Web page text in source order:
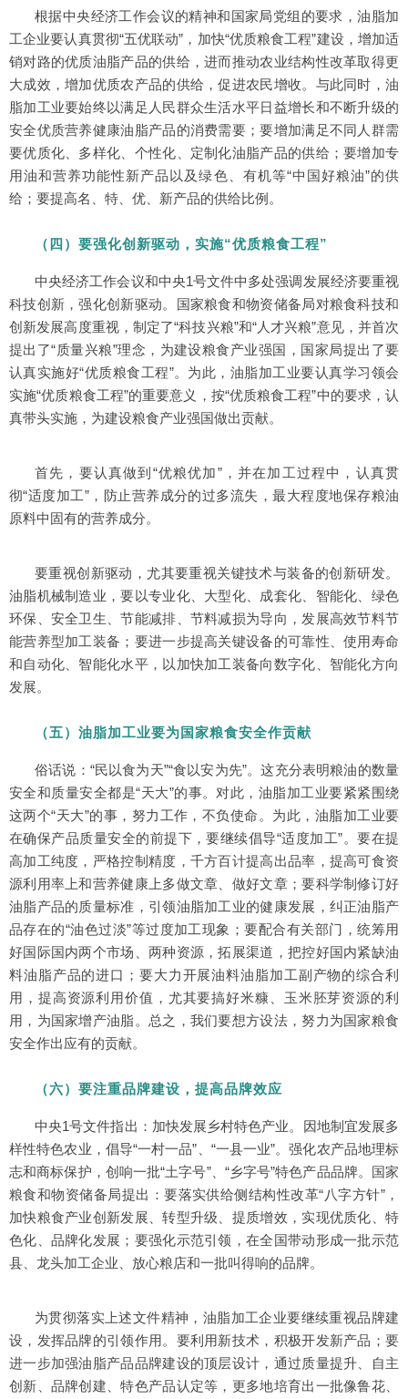
根据中央经济工作会议的精神和国家局党组的要求，油脂加
工企业要认真贯彻“五优联动”，加快“优质粮食工程”建设，增加适
销对路的优质油脂产品的供给，进而推动农业结构性改革取得更
大成效，增加优质农产品的供给，促进农民增收。与此同时，油
脂加工业要始终以满足人民群众生活水平日益增长和不断升级的
安全优质营养健康油脂产品的消费需要；要增加满足不同人群需
要优质化、多样化、个性化、定制化油脂产品的供给；要增加专
用油和营养功能性新产品以及绿色、有机等“中国好粮油”的供
给；要提高名、特、优、新产品的供给比例。
（四）要强化创新驱动，实施“优质粮食工程”
中央经济工作会议和中央1号文件中多处强调发展经济要重视
科技创新，强化创新驱动。国家粮食和物资储备局对粮食科技和
创新发展高度重视，制定了“科技兴粮”和“人才兴粮”意见，并首次
提出了“质量兴粮”理念，为建设粮食产业强国，国家局提出了要
认真实施好“优质粮食工程”。为此，油脂加工业要认真学习领会
实施“优质粮食工程”的重要意义，按“优质粮食工程”中的要求，认
真带头实施，为建设粮食产业强国做出贡献。
首先，要认真做到“优粮优加”，并在加工过程中，认真贯
彻“适度加工”，防止营养成分的过多流失，最大程度地保存粮油
原料中固有的营养成分。
要重视创新驱动，尤其要重视关键技术与装备的创新研发。
油脂机械制造业，要以专业化、大型化、成套化、智能化、绿色
环保、安全卫生、节能减排、节料减损为导向，发展高效节料节
能营养型加工装备；要进一步提高关键设备的可靠性、使用寿命
和自动化、智能化水平，以加快加工装备向数字化、智能化方向
发展。
（五）油脂加工业要为国家粮食安全作贡献
俗话说：“民以食为天”“食以安为先”。这充分表明粮油的数量
安全和质量安全都是“天大”的事。对此，油脂加工业要紧紧围绕
这两个“天大”的事，努力工作，不负使命。为此，油脂加工业要
在确保产品质量安全的前提下，要继续倡导“适度加工”。要在提
高加工纯度，严格控制精度，千方百计提高出品率，提高可食资
源利用率上和营养健康上多做文章、做好文章；要科学制修订好
油脂产品的质量标准，引领油脂加工业的健康发展，纠正油脂产
品存在的“油色过淡”等过度加工现象；要配合有关部门，统筹用
好国际国内两个市场、两种资源，拓展渠道，把控好国内紧缺油
料油脂产品的进口；要大力开展油料油脂加工副产物的综合利
用，提高资源利用价值，尤其要搞好米糠、玉米胚芽资源的利
用，为国家增产油脂。总之，我们要想方设法，努力为国家粮食
安全作出应有的贡献。
（六）要注重品牌建设，提高品牌效应
中央1号文件指出：加快发展乡村特色产业。因地制宜发展多
样性特色农业，倡导“一村一品”、“一县一业”。强化农产品地理标
志和商标保护，创响一批“土字号”、“乡字号”特色产品品牌。国家
粮食和物资储备局提出：要落实供给侧结构性改革“八字方针”，
加快粮食产业创新发展、转型升级、提质增效，实现优质化、特
色化、品牌化发展；要强化示范引领，在全国带动形成一批示范
县、龙头加工企业、放心粮店和一批叫得响的品牌。
为贯彻落实上述文件精神，油脂加工企业要继续重视品牌建
设，发挥品牌的引领作用。要利用新技术，积极开发新产品；要
进一步加强油脂产品品牌建设的顶层设计，通过质量提升、自主
创新、品牌创建、特色产品认定等，更多地培育出一批像鲁花、